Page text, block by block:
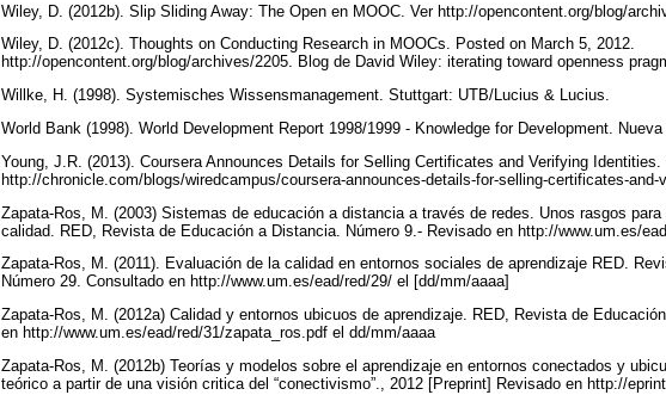
Wiley, D. (2012b). Slip Sliding Away: The Open en MOOC. Ver http://opencontent.org/blog/
Wiley, D. (2012c). Thoughts on Conducting Research in MOOCs. Posted on March 5, 2012.
http://opencontent.org/blog/archives/2205. Blog de David Wiley: iterating toward openness
Willke, H. (1998). Systemisches Wissensmanagement. Stuttgart: UTB/Lucius & Lucius.
World Bank (1998). World Development Report 1998/1999 - Knowledge for Development.
Young, J.R. (2013). Coursera Announces Details for Selling Certificates and Verifying
http://chronicle.com/blogs/wiredcampus/coursera-announces-details-for-selling-certificates-and-
Zapata-Ros, M. (2003) Sistemas de educación a distancia a través de redes. Unos rasgos
calidad. RED, Revista de Educación a Distancia. Número 9.- Revisado en http://www.um.es/
Zapata-Ros, M. (2011). Evaluación de la calidad en entornos sociales de aprendizaje RED.
Número 29. Consultado en http://www.um.es/ead/red/29/ el [dd/mm/aaaa]
Zapata-Ros, M. (2012a) Calidad y entornos ubicuos de aprendizaje. RED, Revista de
en http://www.um.es/ead/red/31/zapata_ros.pdf el dd/mm/aaaa
Zapata-Ros, M. (2012b) Teorías y modelos sobre el aprendizaje en entornos conectados y
teórico a partir de una visión critica del “conectivismo”., 2012 [Preprint] Revisado en http://